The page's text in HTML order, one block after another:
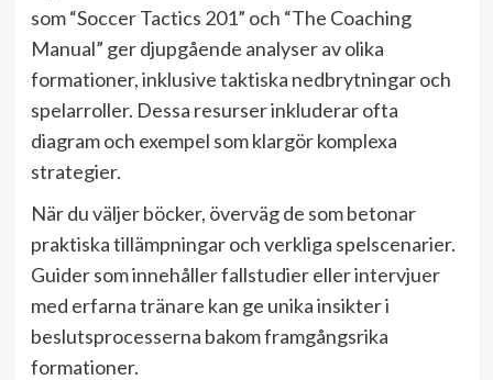
som “Soccer Tactics 201” och “The Coaching
Manual” ger djupgående analyser av olika
formationer, inklusive taktiska nedbrytningar och
spelarroller. Dessa resurser inkluderar ofta
diagram och exempel som klargör komplexa
strategier.
När du väljer böcker, överväg de som betonar
praktiska tillämpningar och verkliga spelscenarier.
Guider som innehåller fallstudier eller intervjuer
med erfarna tränare kan ge unika insikter i
beslutsprocesserna bakom framgångsrika
formationer.